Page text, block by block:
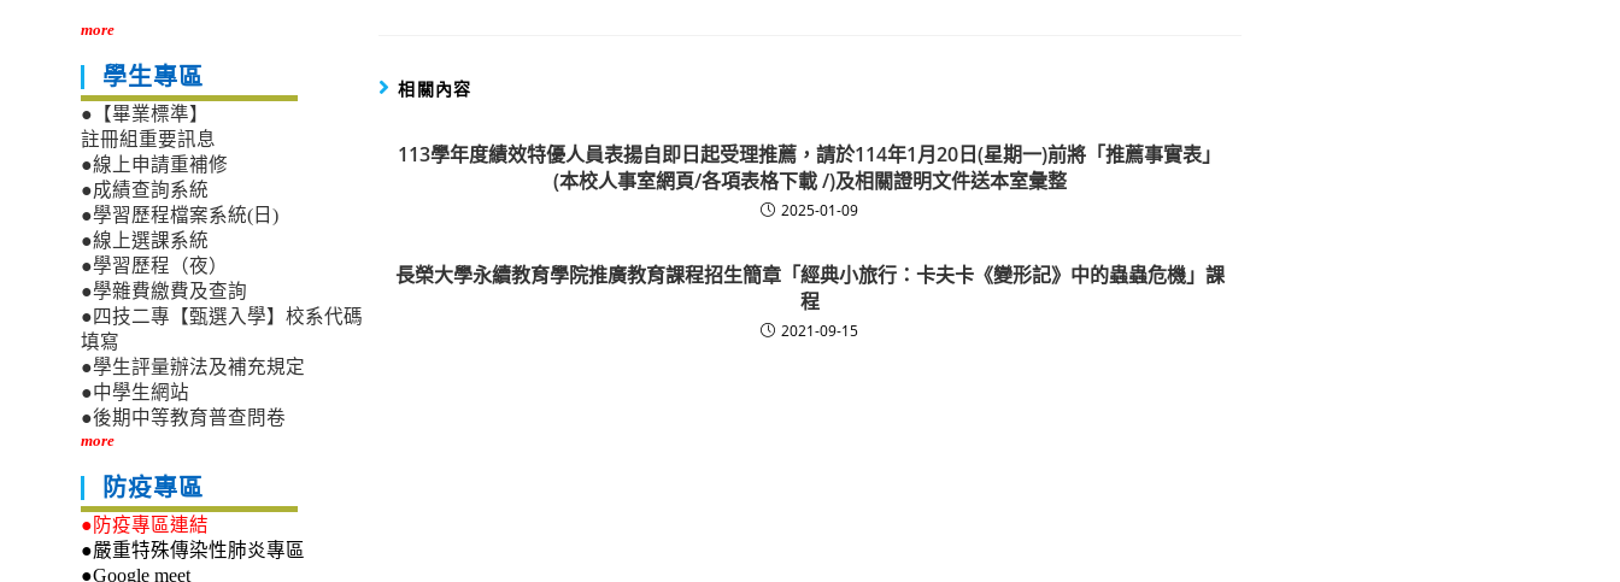
相關內容
113學年度績效特優人員表揚自即日起受理推薦，請於114年1月20日(星期一)前將「推薦事實表」
(本校人事室網頁/各項表格下載 /)及相關證明文件送本室彙整
2025-01-09
長榮大學永續教育學院推廣教育課程招生簡章「經典小旅行：卡夫卡《變形記》中的蟲蟲危機」課
程
2021-09-15
more
學生專區
●【畢業標準】
註冊組重要訊息
●線上申請重補修
●成績查詢系統
●學習歷程檔案系統(日)
●線上選課系統
●學習歷程（夜）
●學雜費繳費及查詢
●四技二專【甄選入學】校系代碼
填寫
●學生評量辦法及補充規定
●中學生網站
●後期中等教育普查問卷
more
防疫專區
●防疫專區連結
●嚴重特殊傳染性肺炎專區
●Google meet